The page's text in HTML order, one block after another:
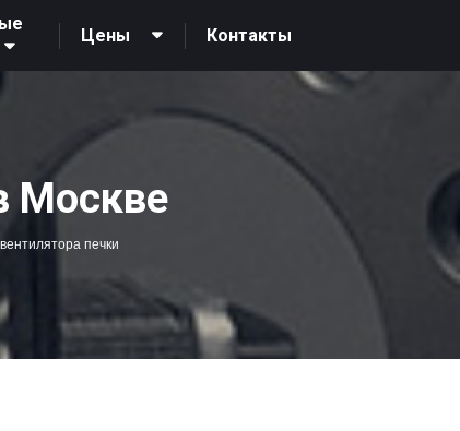
Цены Контакты
Москве
печки